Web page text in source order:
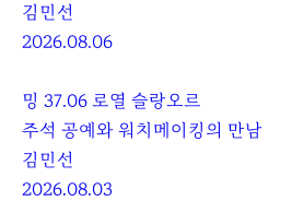
김민선
2026.08.06
밍 37.06 로열 슬랑오르
주석 공예와 워치메이킹의 만남
김민선
2026.08.03